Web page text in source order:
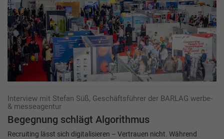
Interview mit Stefan Süß, Geschäftsführer der BARLAG werbe-
& messeagentur
Begegnung schlägt Algorithmus
Recruiting lässt sich digitalisieren – Vertrauen nicht. Während